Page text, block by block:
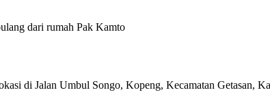
dari rumah Pak Kamto
di Jalan Umbul Songo, Kopeng, Kecamatan Getasan,